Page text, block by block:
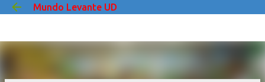
Ir al contenido principal
Mundo Levante UD